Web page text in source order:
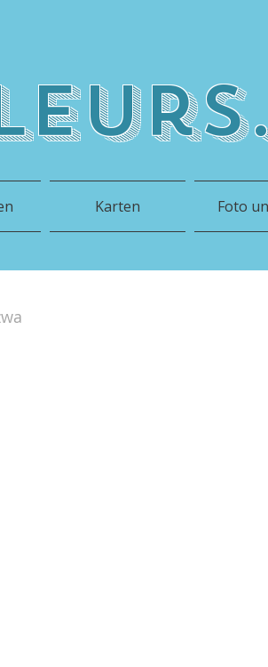
Karten Foto